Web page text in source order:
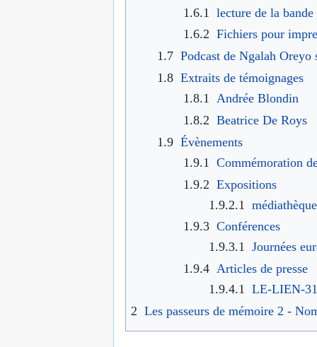
1.6.1
lecture de la
1.6.2 Fichiers pour
1.7 Podcast de Ngalah Oreyo
1.8 Extraits de témoignages
1.8.1 Andrée Blondin
1.8.2 Beatrice De Roys
1.9 Évènements
1.9.1
Commémoration
1.9.2 Expositions
1.9.2.1
1.9.3 Conférences
1.9.3.1 Journées
1.9.4 Articles de presse
1.9.4.1 LE-LIEN-
2 Les passeurs de mémoire 2 -